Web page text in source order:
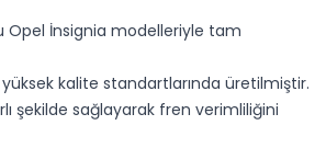
Opel İnsignia modelleriyle tam
yüksek kalite standartlarında üretilmiştir.
şekilde sağlayarak fren verimliliğini